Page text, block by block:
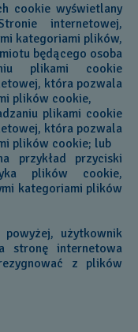
wyświetlany
internetowej,
kategoriami plików,
będącego osoba
plikami cookie
która pozwala
plików cookie,
plikami cookie
która pozwala
plików cookie; lub
przyciski
plików cookie,
kategoriami plików
użytkownik
stronę internetowa
z plików